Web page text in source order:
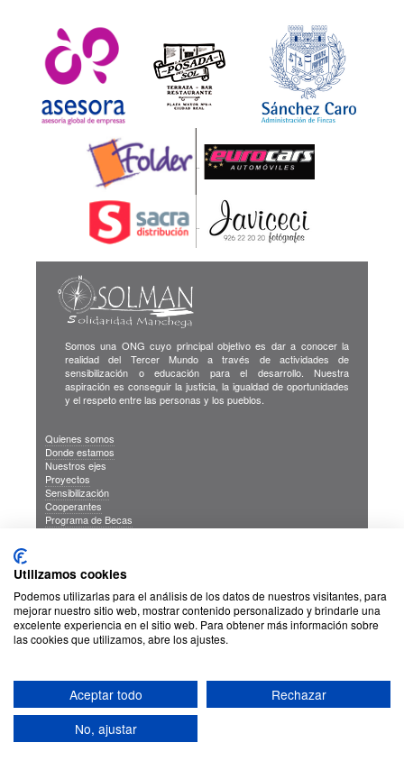
Somos una ONG cuyo principal objetivo es dar a conocer la
realidad del Tercer Mundo a través de actividades de
sensibilización o educación para el desarrollo. Nuestra
aspiración es conseguir la justicia, la igualdad de oportunidades
y el respeto entre las personas y los pueblos.
Quienes somos
Donde estamos
Nuestros ejes
Proyectos
Sensibilización
Cooperantes
Programa de Becas
Blog
Sus Datos Seguros
Proteccion de datos
Utilizamos cookies
Podemos utilizarlas para el análisis de los datos de nuestros visitantes, para
mejorar nuestro sitio web, mostrar contenido personalizado y brindarle una
excelente experiencia en el sitio web. Para obtener más información sobre
las cookies que utilizamos, abre los ajustes.
Aceptar todo
Rechazar
No, ajustar